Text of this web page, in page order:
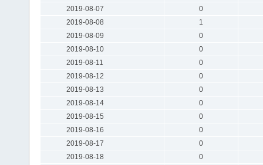
2019-08-07
0
2019-08-08
1
2019-08-09
0
2019-08-10
0
2019-08-11
0
2019-08-12
0
2019-08-13
0
2019-08-14
0
2019-08-15
0
2019-08-16
0
2019-08-17
0
2019-08-18
0